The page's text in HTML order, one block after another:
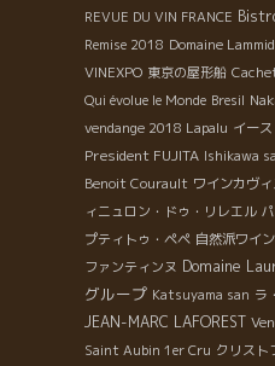
REVUE DU VIN FRANCE
Remise 2018 Domaine
VINEXPO 東京の屋形船
Qui évolue le Monde Bresil
vendange 2018 Lapalu イー
President FUJITA Ishikawa
Benoit Courault ワインカヴ
ィニュロン・ドゥ・リレエル
プティトゥ・ペペ 自然派ワイ
ファンティンヌ Domaine
グループ Katsuyama san ラ
JEAN-MARC LAFOREST
Saint Aubin 1er Cru クリスト